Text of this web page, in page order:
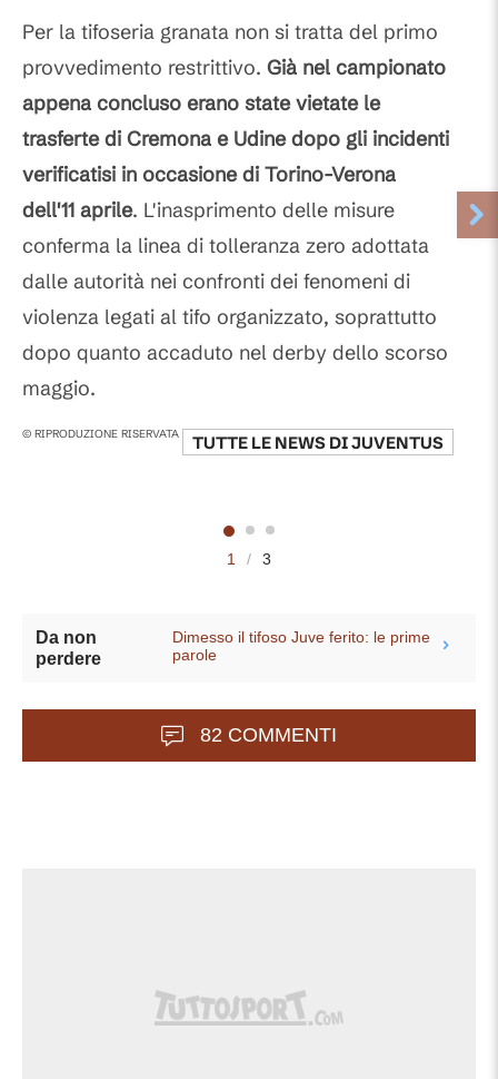
Per la tifoseria granata non si tratta del primo
provvedimento restrittivo. Già nel campionato
appena concluso erano state vietate le
trasferte di Cremona e Udine dopo gli incidenti
verificatisi in occasione di Torino-Verona
dell'11 aprile. L'inasprimento delle misure
conferma la linea di tolleranza zero adottata
dalle autorità nei confronti dei fenomeni di
violenza legati al tifo organizzato, soprattutto
dopo quanto accaduto nel derby dello scorso
maggio.
© RIPRODUZIONE RISERVATA TUTTE LE NEWS DIJUVENTUS
1 / 3
Da non
perdere
Dimesso il tifoso Juve ferito: le prime
parole
82 COMMENTI